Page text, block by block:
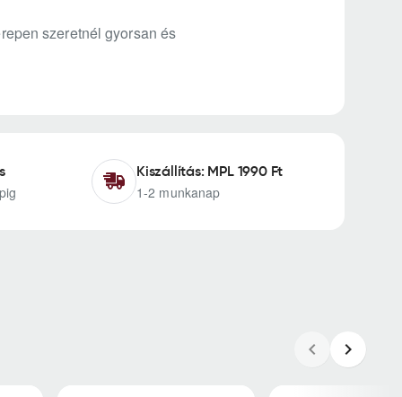
szeretnél gyorsan és
Kiszállítás: MPL 1990 Ft
1-2 munkanap